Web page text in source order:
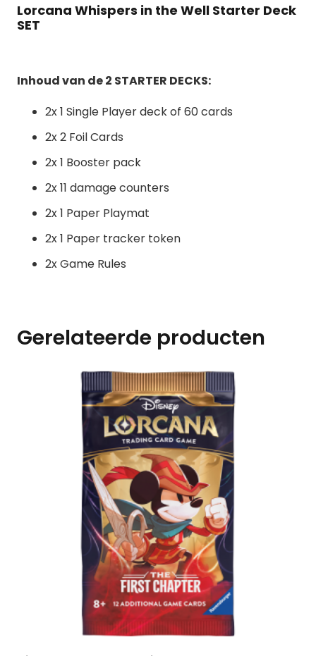
Lorcana Whispers in the Well Starter Deck
SET
Inhoud van de 2 STARTER DECKS:
2x 1 Single Player deck of 60 cards
2x 2 Foil Cards
2x 1 Booster pack
2x 11 damage counters
2x 1 Paper Playmat
2x 1 Paper tracker token
2x Game Rules
Gerelateerde producten